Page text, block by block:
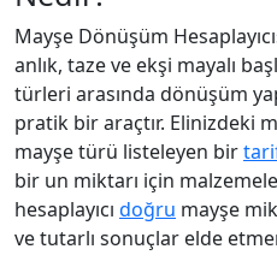
Mayşe Dönüşüm
anlık, taze ve ekşi mayalı
türleri arasında dönüşüm
pratik bir araçtır. Elinizdeki
mayşe türü listeleyen bir
bir un miktarı için
hesaplayıcı doğru mayşe
ve tutarlı sonuçlar elde